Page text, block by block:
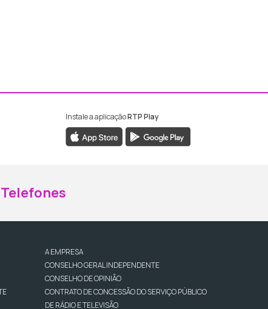
da RTP Madeira
da RTP Madeira
Instale a aplicaçãoRTP Play
A EMPRESA
CONSELHO GERAL INDEPENDENTE
CONSELHO DE OPINIÃO
CONTRATO DE CONCESSÃO DO SERVIÇO PÚBLICO
DE RÁDIO E TELEVISÃO